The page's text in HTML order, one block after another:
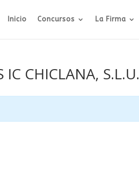
Inicio Concursos La Firma
IC CHICLANA, S.L.U.